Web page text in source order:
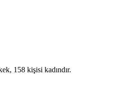
158 kişisi kadındır.